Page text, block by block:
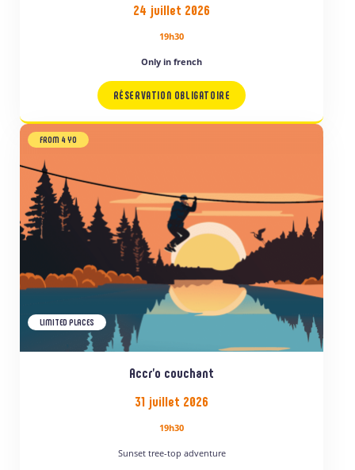
24 juillet 2026
19h30
Only in french
RÉSERVATION OBLIGATOIRE
FROM 4 YO
LIMITED PLACES
Accr’o couchant
31 juillet 2026
19h30
Sunset tree-top adventure